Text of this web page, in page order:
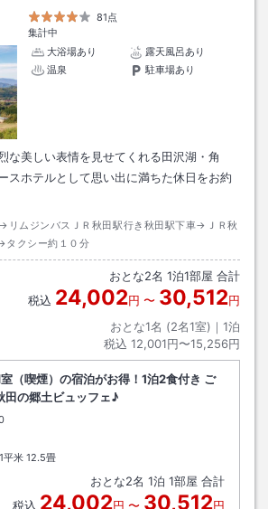
81点
集計中
大浴場あり
露天風呂あり
温泉
駐車場あり
な美しい表情を見せてくれる田沢湖・角
スホテルとして思い出に満ちた休日をお約
リムジンバスＪＲ秋田駅行き秋田駅下車→ＪＲ秋
タクシー約１０分
おとな2名 1泊1部屋 合計
税込 24,002円 〜 30,512円
おとな1名 (2名1室)｜ 1泊
税込 12,001円〜15,256円
室（喫煙）の宿泊がお得！1泊2食付き ご
田の郷土ビュッフェ♪
クアウト
平米 12.5畳
おとな2名 1泊 1部屋 合計
税込 24,002円 〜 30,512円